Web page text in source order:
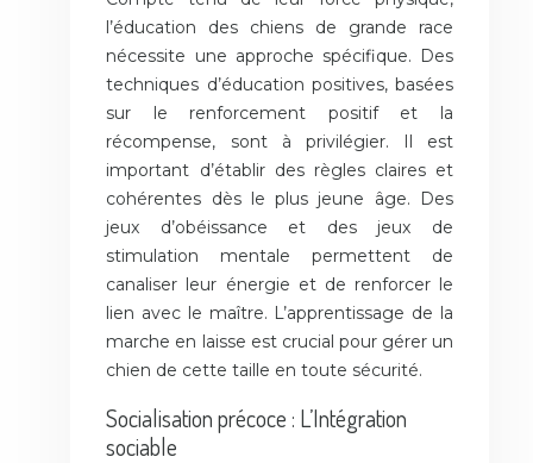
l’éducation des chiens de grande race
nécessite une approche spécifique. Des
techniques d’éducation positives, basées
sur le renforcement positif et la
récompense, sont à privilégier. Il est
important d’établir des règles claires et
cohérentes dès le plus jeune âge. Des
jeux d’obéissance et des jeux de
stimulation mentale permettent de
canaliser leur énergie et de renforcer le
lien avec le maître. L’apprentissage de la
marche en laisse est crucial pour gérer un
chien de cette taille en toute sécurité.
Socialisation précoce : L’Intégration
sociable